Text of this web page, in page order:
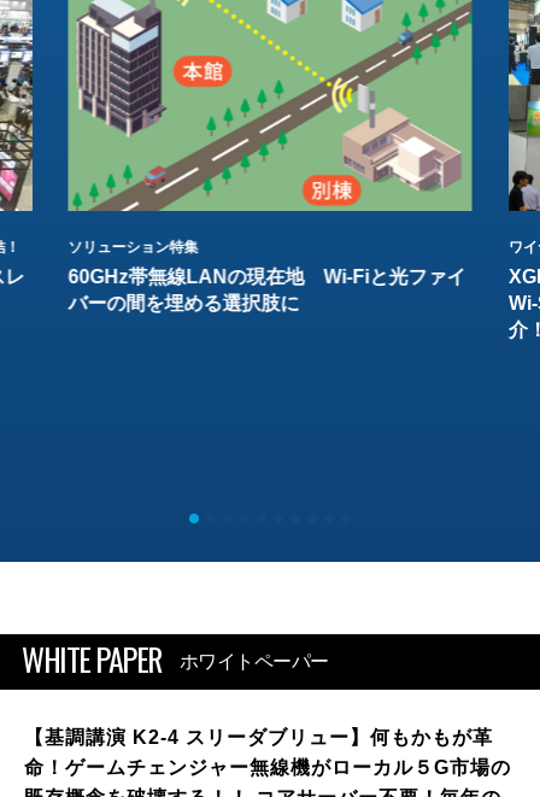
レ
ソリューション特集
60GHz帯無線LANの現在地 Wi-Fiと光ファイ
バーの間を埋める選択肢に
ワ
介
WHITE PAPER ホワイトペーパー
【基調講演 K2-4 スリーダブリュー】何もかもが革
命！ゲームチェンジャー無線機がローカル５G市場の